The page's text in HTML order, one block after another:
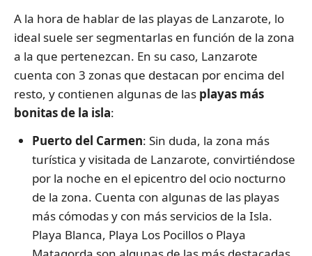
A la hora de hablar de las playas de Lanzarote, lo
ideal suele ser segmentarlas en función de la zona
a la que pertenezcan. En su caso, Lanzarote
cuenta con 3 zonas que destacan por encima del
resto, y contienen algunas de las playas más
bonitas de la isla:
Puerto del Carmen: Sin duda, la zona más
turística y visitada de Lanzarote, convirtiéndose
por la noche en el epicentro del ocio nocturno
de la zona. Cuenta con algunas de las playas
más cómodas y con más servicios de la Isla.
Playa Blanca, Playa Los Pocillos o Playa